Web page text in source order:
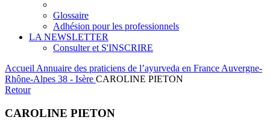
Glossaire
Adhésion pour les professionnels
LA NEWSLETTER
Consulter et S'INSCRIRE
Accueil Annuaire des praticiens de l’ayurveda en France Auvergne-
Rhône-Alpes 38 - Isère CAROLINE PIETON
Retour
CAROLINE PIETON